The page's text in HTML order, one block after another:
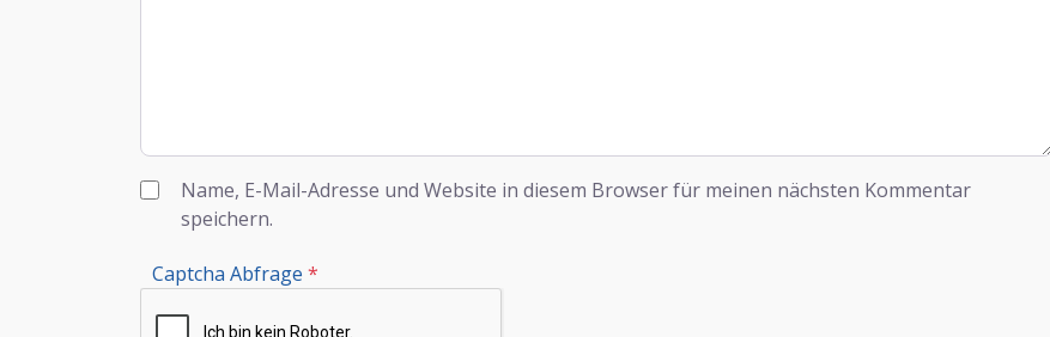
Name, E-Mail-Adresse und Website in diesem Browser für meinen nächsten Kommentar
speichern.
Captcha Abfrage *